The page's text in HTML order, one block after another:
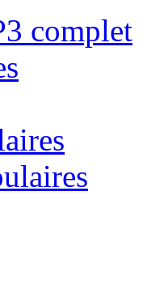
complet